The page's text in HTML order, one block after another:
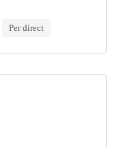
Per direct